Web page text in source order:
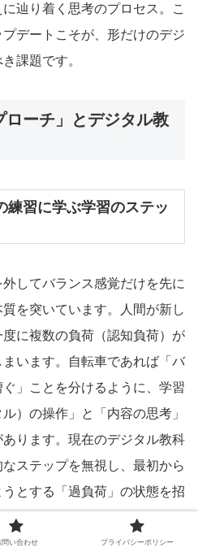
辿り着く思考のプロセス。こ
デートこそが、形だけのデジ
課題です。
ローチ」とデジタル教
練習に学ぶ学習のステッ
してバランス感覚だけを先に
を突いています。人間が新し
に複数の負荷（認知負荷）が
います。自転車であれば「バ
」ことを分けるように、学習
）の操作」と「内容の思考」
ります。現在のデジタル教科
ステップを無視し、最初から
とする「過負荷」の状態を招
問い合わせ プライバシーポリシー